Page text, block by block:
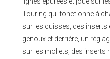
lignes épurées et joue sur
Touring qui fonctionne à
sur les cuisses, des inserts
genoux et derrière, un
sur les mollets, des inserts